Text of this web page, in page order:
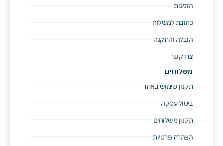
הזמנות
כתובת למשלוח
הובלה והתקנה
צרו קשר
משלוחים
תקנון שימוש באתר
ביטול עסקה
תקנון משלוחים
הצהרת פרטיות